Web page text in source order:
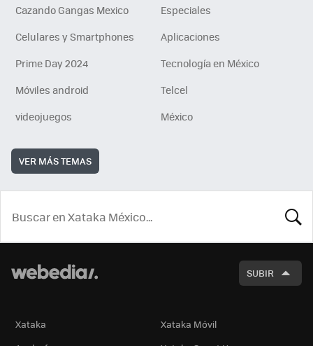
Cazando Gangas Mexico
Especiales
Celulares y Smartphones
Aplicaciones
Prime Day 2024
Tecnología en México
Móviles android
Telcel
videojuegos
México
VER MÁS TEMAS
SUBIR
Xataka
Xataka Móvil